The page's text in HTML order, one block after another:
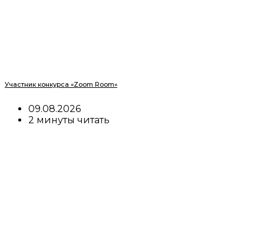
Участник конкурса «Zoom Room»
09.08.2026
2 минуты читать